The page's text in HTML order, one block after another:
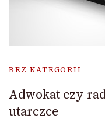
BEZ KATEGORII
Adwokat czy
utarczce